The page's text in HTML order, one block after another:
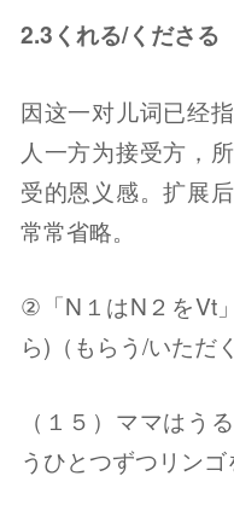
2.3くれる/くださる
因这一对儿词已经
人一方为接受方，
受的恩义感。扩展
常常省略。
②「N１はN２をVt
ら)（もらう/いただ
（１５）ママはう
うひとつずつリンゴ